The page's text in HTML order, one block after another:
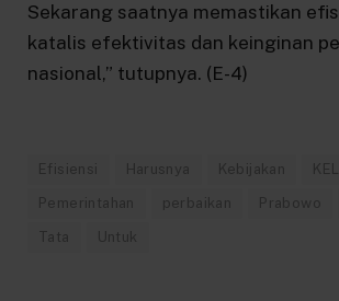
Sekarang saatnya memastikan
katalis efektivitas dan keinginan
nasional,” tutupnya. (E-4)
Efisiensi Harusnya Kebijakan
Pemerintahan perbaikan Prabowo
Tata Untuk